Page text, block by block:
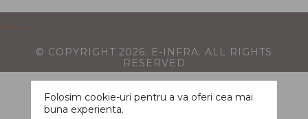
© COPYRIGHT 2026. E-INFRA. ALL RIGHTS
RESERVED
Folosim cookie-uri pentru a va oferi cea mai
buna experienta.